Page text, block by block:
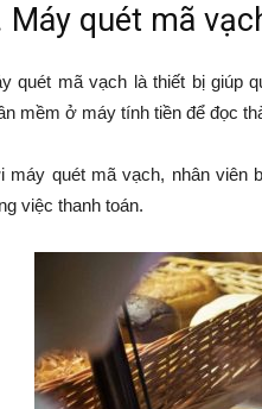
Máy quét mã
quét mã vạch là thiết bị giúp
mềm ở máy tính tiền để đọc
máy quét mã vạch, nhân viên
việc thanh toán.